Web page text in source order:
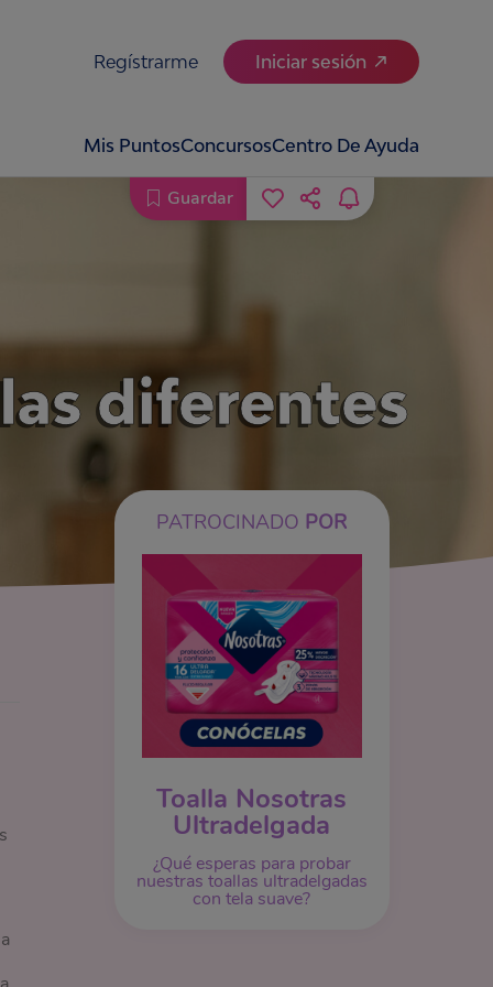
Regístrarme Iniciar sesión
Mis PuntosConcursosCentro De Ayuda
diferentes
PATROCINADO POR
Toalla Nosotras
Ultradelgada
¿Qué esperas para probar
nuestras toallas ultradelgadas
con tela suave?
Guardar